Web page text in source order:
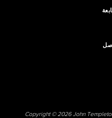
Copyright © 2026 John